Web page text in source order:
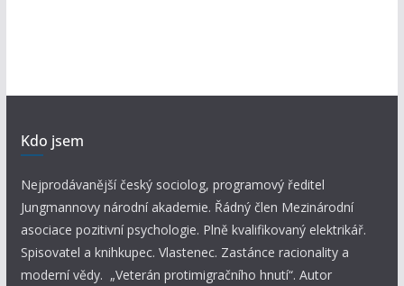
Kdo jsem
Nejprodávanější český sociolog, programový ředitel
Jungmannovy národní akademie. Řádný člen Mezinárodní
asociace pozitivní psychologie. Plně kvalifikovaný elektrikář.
Spisovatel a knihkupec. Vlastenec. Zastánce racionality a
moderní vědy. „Veterán protimigračního hnutí“. Autor